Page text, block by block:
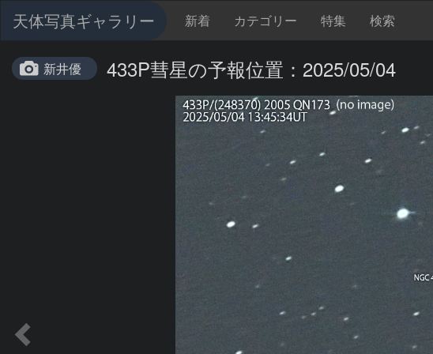
天体写真ギャラリー 新着 カテゴリー 特集 検索
新井優 433P彗星の予報位置：2025/05/04